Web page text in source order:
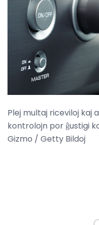
Plej multaj riceviloj kaj
kontrolojn por ĝustigi
Gizmo / Getty Bildoj